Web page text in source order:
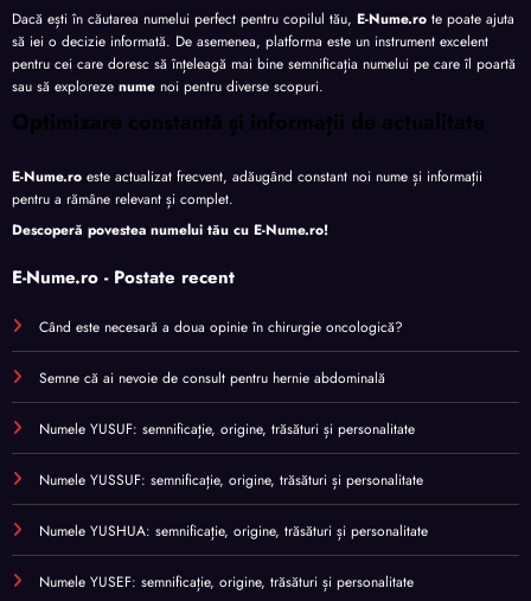
Dacă ești în căutarea numelui perfect pentru copilul tău, E-Nume.ro te poate ajuta
să iei o decizie informată. De asemenea, platforma este un instrument excelent
pentru cei care doresc să înțeleagă mai bine semnificația numelui pe care îl poartă
sau să exploreze nume noi pentru diverse scopuri.
Optimizare constantă și informații de actualitate
E-Nume.ro este actualizat frecvent, adăugând constant noi nume și informații
pentru a rămâne relevant și complet.
Descoperă povestea numelui tău cu E-Nume.ro!
E-Nume.ro - Postate recent
Când este necesară a doua opinie în chirurgie oncologică?
Semne că ai nevoie de consult pentru hernie abdominală
Numele YUSUF: semnificație, origine, trăsături și personalitate
Numele YUSSUF: semnificație, origine, trăsături și personalitate
Numele YUSHUA: semnificație, origine, trăsături și personalitate
Numele YUSEF: semnificație, origine, trăsături și personalitate